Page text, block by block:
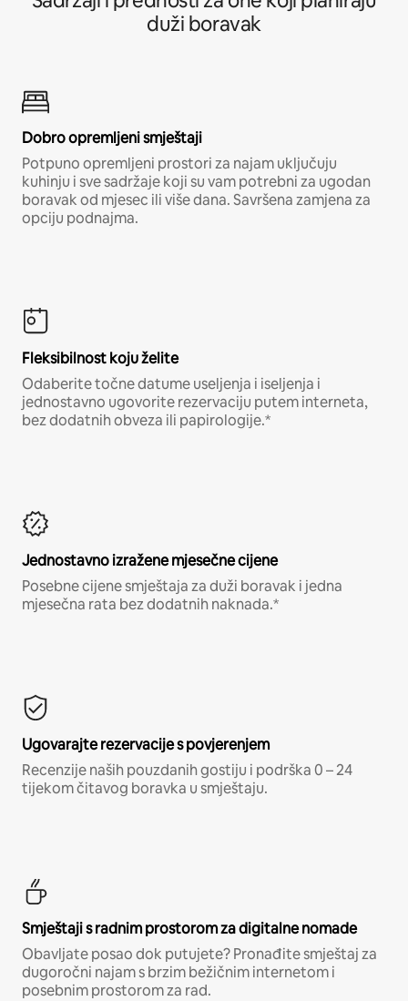
duži boravak
Dobro opremljeni smještaji
Potpuno opremljeni prostori za najam uključuju
kuhinju i sve sadržaje koji su vam potrebni za ugodan
boravak od mjesec ili više dana. Savršena zamjena za
opciju podnajma.
Fleksibilnost koju želite
Odaberite točne datume useljenja i iseljenja i
jednostavno ugovorite rezervaciju putem interneta,
bez dodatnih obveza ili papirologije.*
Jednostavno izražene mjesečne cijene
Posebne cijene smještaja za duži boravak i jedna
mjesečna rata bez dodatnih naknada.*
Ugovarajte rezervacije s povjerenjem
Recenzije naših pouzdanih gostiju i podrška 0 – 24
tijekom čitavog boravka u smještaju.
Smještaji s radnim prostorom za digitalne nomade
Obavljate posao dok putujete? Pronađite smještaj za
dugoročni najam s brzim bežičnim internetom i
posebnim prostorom za rad.